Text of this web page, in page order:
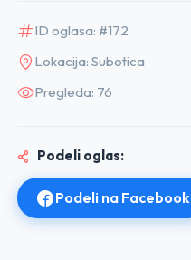
ID oglasa: #172
Lokacija: Subotica
Pregleda: 76
Podeli oglas:
Podeli na Facebook